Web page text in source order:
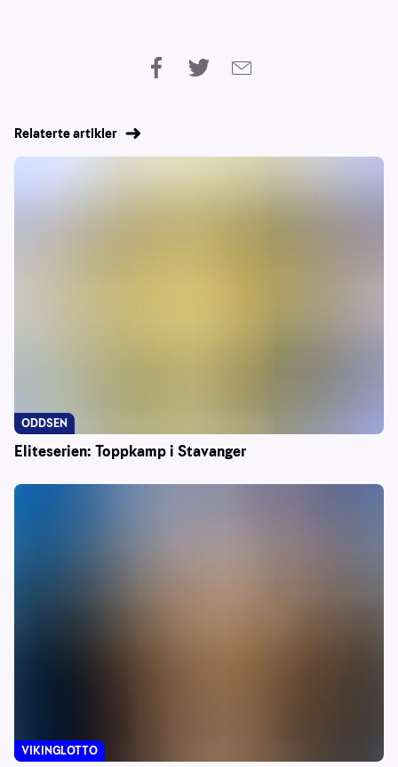
Relaterte artikler
Eliteserien: Toppkamp i Stavanger
ODDSEN
VIKINGLOTTO